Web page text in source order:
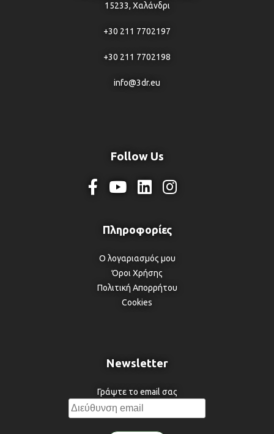
15233, Χαλάνδρι
+30 211 7702197
+30 211 7702198
info@3dr.eu
Follow Us
Ο λογαριασμός μου
Όροι Χρήσης
Πολιτική Απορρήτου
Cookies
Newsletter
Γράψτε το email σας